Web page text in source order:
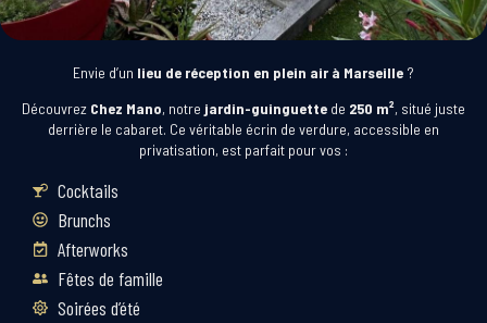
Envie d’un lieu de réception en plein air à Marseille ?
Découvrez Chez Mano, notre jardin-guinguette de 250 m², situé juste
derrière le cabaret. Ce véritable écrin de verdure, accessible en
privatisation, est parfait pour vos :
Cocktails
Brunchs
Afterworks
Fêtes de famille
Soirées d’été